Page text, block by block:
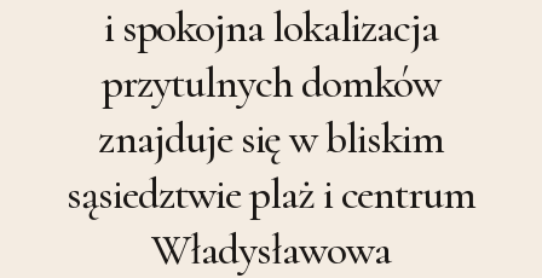
i spokojna lokalizacja
przytulnych domków
znajduje się w bliskim
sąsiedztwie plaż i centrum
Władysławowa